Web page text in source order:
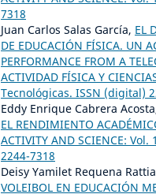
7318
Juan Carlos Salas García, EL
DE EDUCACIÓN FÍSICA. UN
PERFORMANCE FROM A
ACTIVIDAD FÍSICA Y
Tecnológicas. ISSN (digital)
Eddy Enrique Cabrera
EL RENDIMIENTO
ACTIVITY AND SCIENCE:
2244-7318
Deisy Yamilet Requena
VOLEIBOL EN EDUCACIÓN